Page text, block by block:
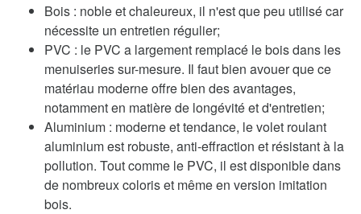
Bois : noble et chaleureux, il n'est que peu utilisé car
nécessite un entretien régulier;
PVC : le PVC a largement remplacé le bois dans les
menuiseries sur-mesure. Il faut bien avouer que ce
matériau moderne offre bien des avantages,
notamment en matière de longévité et d'entretien;
Aluminium : moderne et tendance, le volet roulant
aluminium est robuste, anti-effraction et résistant à la
pollution. Tout comme le PVC, il est disponible dans
de nombreux coloris et même en version imitation
bois.